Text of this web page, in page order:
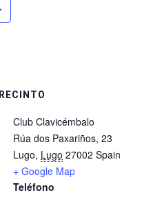
RECINTO
Club Clavicémbalo
Rúa dos Paxariños, 23
Lugo, Lugo 27002 Spain
+ Google Map
Teléfono